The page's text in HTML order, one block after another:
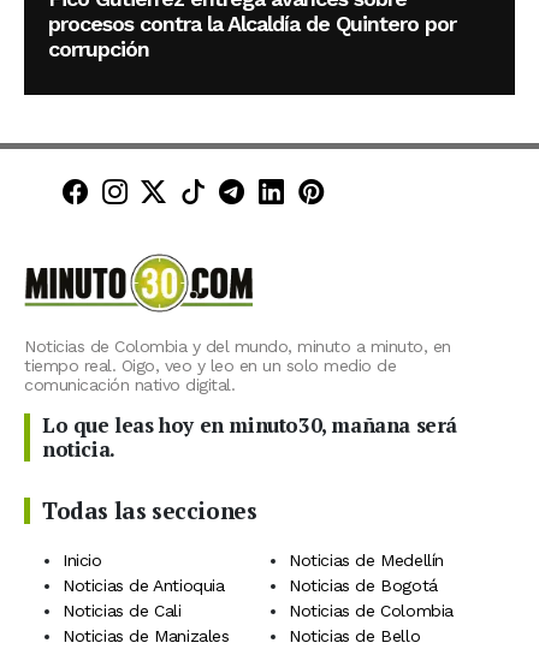
procesos contra la Alcaldía de Quintero por
corrupción
Minuto30 en Facebook
Minuto30 en Instagram
Minuto30 en X (Twitter)
Minuto30 en TikTok
Canal de Minuto30 en
Minuto30 en LinkedIn
Minuto30 en
Noticias de Colombia y del mundo, minuto a minuto, en
tiempo real. Oigo, veo y leo en un solo medio de
comunicación nativo digital.
Lo que leas hoy en minuto30, mañana será
noticia.
Todas las secciones
Inicio
Noticias de Medellín
Noticias de Antioquia
Noticias de Bogotá
Noticias de Cali
Noticias de Colombia
Noticias de Manizales
Noticias de Bello